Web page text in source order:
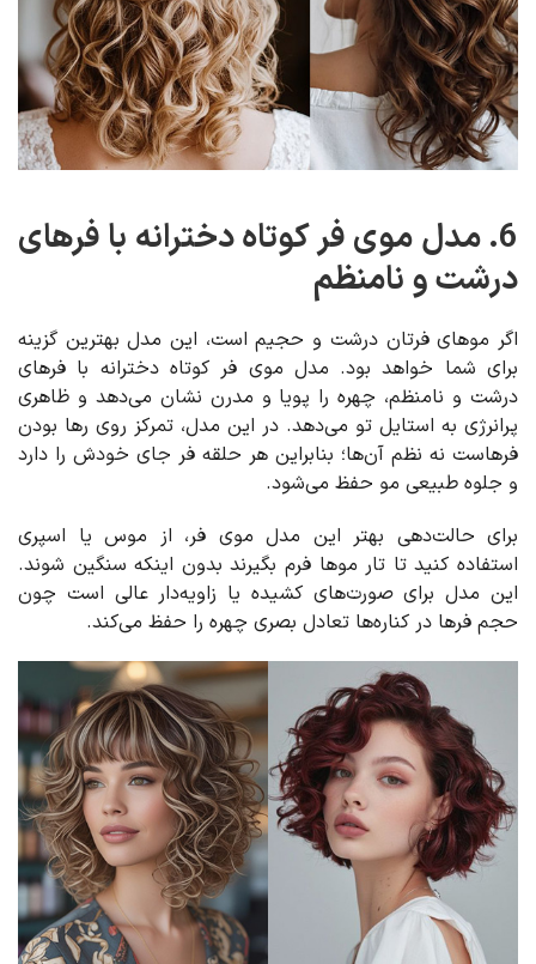
6. مدل موی فر کوتاه دخترانه با فرهای
درشت و نامنظم
اگر موهای فرتان درشت و حجیم است، این مدل بهترین گزینه
برای شما خواهد بود. مدل موی فر کوتاه دخترانه با فرهای
درشت و نامنظم، چهره را پویا و مدرن نشان می‌دهد و ظاهری
پرانرژی به استایل تو می‌دهد. در این مدل، تمرکز روی رها بودن
فرهاست نه نظم آن‌ها؛ بنابراین هر حلقه فر جای خودش را دارد
و جلوه طبیعی مو حفظ می‌شود.
برای حالت‌دهی بهتر این مدل موی فر، از موس یا اسپری
استفاده کنید تا تار موها فرم بگیرند بدون اینکه سنگین شوند.
این مدل برای صورت‌های کشیده یا زاویه‌دار عالی است چون
حجم فرها در کناره‌ها تعادل بصری چهره را حفظ می‌کند.